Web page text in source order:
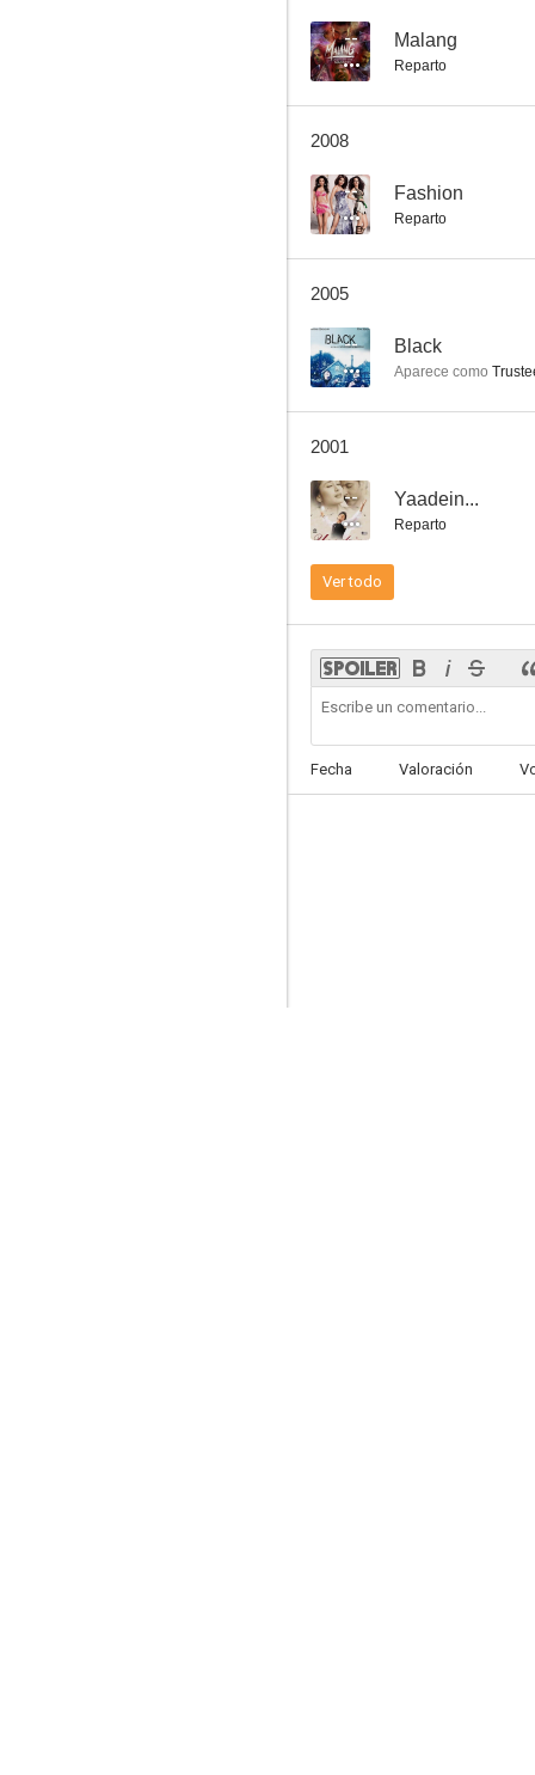
-- Malang
Reparto
2008
-- Fashion
Reparto
2005
-- Black
Aparece como
2001
-- Yaadein...
Reparto
Ver todo
Fecha Valoración